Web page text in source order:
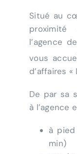
Actualités
Contact
Rechercher:
Situé au
proximité
l’agence
vous
d’affaires «
De par sa
à l’agence
à pied
min)